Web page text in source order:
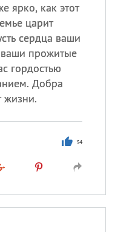
ярко, как этот
царит
сердца ваши
ваши прожитые
гордостью
Добра
жизни.
34